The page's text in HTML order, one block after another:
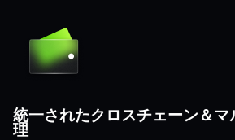
統一されたクロスチェーン＆マ
理